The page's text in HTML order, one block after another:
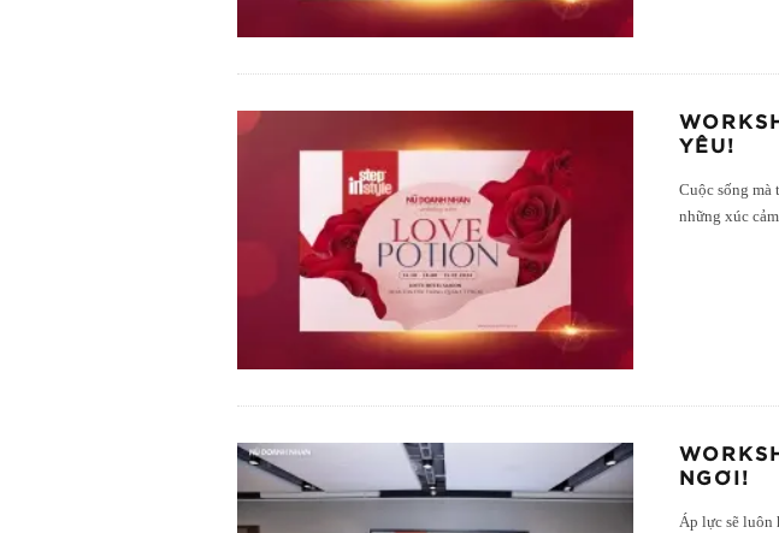
YÊU!
Cuộc sống
những xúc
NGƠI!
Áp lực sẽ luôn